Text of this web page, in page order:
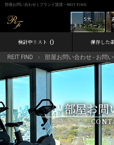
部屋お問い合わせ | ブランド賃貸－REIT FIND
5大
キャンペーン
検討中リスト 0 保存した
REIT FIND 部屋お問い合わせ - お問
部屋お問